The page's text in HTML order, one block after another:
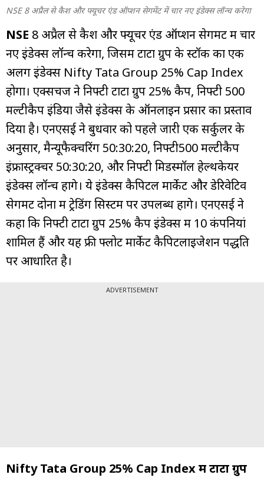
NSE 8 अप्रैल से कैश और फ्यूचर एंड ऑप्शन सेगमेंट में चार नए इंडेक्स लॉन्च करेगा
NSE 8 अप्रैल से कैश और फ्यूचर एंड ऑप्शन सेगमेंट में चार
नए इंडेक्स लॉन्च करेगा, जिसमें टाटा ग्रुप के स्टॉक का एक
अलग इंडेक्स Nifty Tata Group 25% Cap Index
होगा। एक्सचेंज ने निफ्टी टाटा ग्रुप 25% कैप, निफ्टी 500
मल्टीकैप इंडिया जैसे इंडेक्स के ऑनलाइन प्रसार का प्रस्ताव
दिया है। एनएसई ने बुधवार को पहले जारी एक सर्कुलर के
अनुसार, मैन्यूफैक्चरिंग 50:30:20, निफ्टी500 मल्टीकैप
इंफ्रास्ट्रक्चर 50:30:20, और निफ्टी मिडस्मॉल हेल्थकेयर
इंडेक्स लॉन्च होंगे। ये इंडेक्स कैपिटल मार्केट और डेरिवेटिव
सेगमेंट दोनों में ट्रेडिंग सिस्टम पर उपलब्ध होंगे। एनएसई ने
कहा कि निफ्टी टाटा ग्रुप 25% कैप इंडेक्स में 10 कंपनियां
शामिल हैं और यह फ्री फ्लोट मार्केट कैपिटलाइजेशन पद्धति
पर आधारित है।
ADVERTISEMENT
Nifty Tata Group 25% Cap Index में टाटा ग्रुप